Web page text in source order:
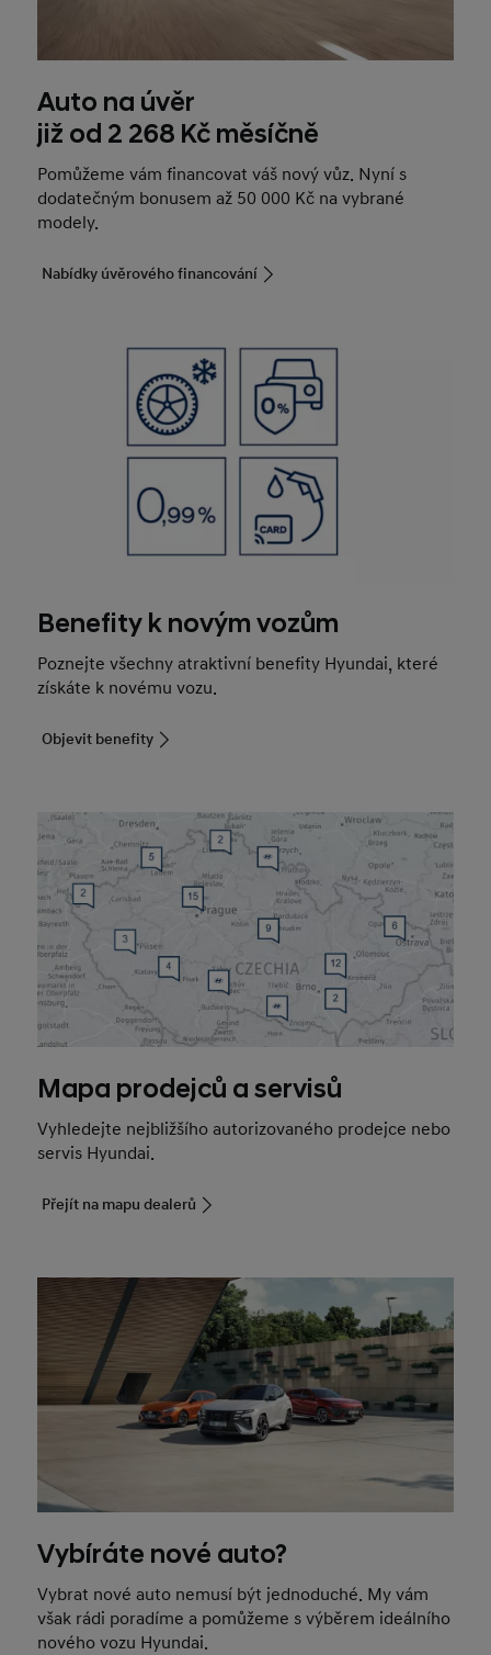
Auto na úvěr
již od 2 268 Kč měsíčně
Pomůžeme vám financovat váš nový vůz. Nyní s
dodatečným bonusem až 50 000 Kč na vybrané
modely.
Nabídky úvěrového financování
Benefity k novým vozům
Poznejte všechny atraktivní benefity Hyundai, které
získáte k novému vozu.
Objevit benefity
Mapa prodejců a servisů
Vyhledejte nejbližšího autorizovaného prodejce nebo
servis Hyundai.
Přejít na mapu dealerů
Vybíráte nové auto?
Vybrat nové auto nemusí být jednoduché. My vám
však rádi poradíme a pomůžeme s výběrem ideálního
nového vozu Hyundai.